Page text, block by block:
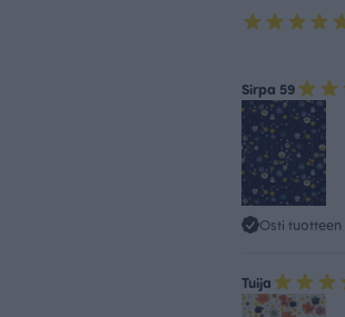
Sirpa 59
Osti tuotteen
Tuija